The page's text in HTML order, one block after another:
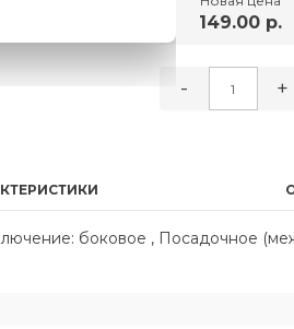
149.00 р.
- +
боковое , Посадочное